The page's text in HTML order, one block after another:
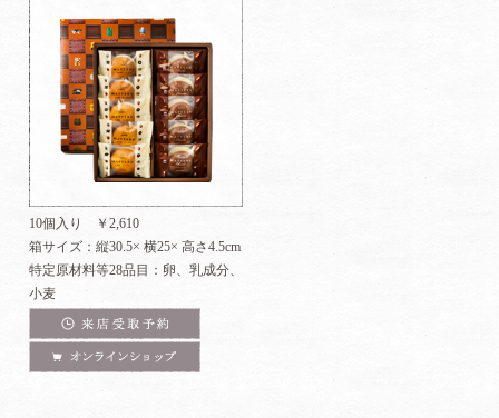
10個入り ￥2,610
箱サイズ：縦30.5× 横25× 高さ4.5cm
特定原材料等28品目：卵、乳成分、
小麦